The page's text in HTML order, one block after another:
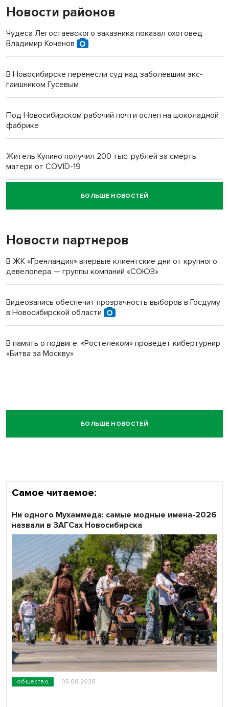
Новости районов
Чудеса Легостаевского заказника показал охотовед
Владимир Коченов
В Новосибирске перенесли суд над заболевшим экс-
гаишником Гусевым
Под Новосибирском рабочий почти ослеп на шоколадной
фабрике
Житель Купино получил 200 тыс. рублей за смерть
матери от COVID-19
Новосибирский суд наказал водителя за смерть
пенсионерки на вокзале
БОЛЬШЕ НОВОСТЕЙ
Новости партнеров
В ЖК «Гренландия» впервые клиентские дни от крупного
девелопера — группы компаний «СОЮЗ»
Видеозапись обеспечит прозрачность выборов в Госдуму
в Новосибирской области
В память о подвиге: «Ростелеком» проведет кибертурнир
«Битва за Москву»
БОЛЬШЕ НОВОСТЕЙ
Самое читаемое:
общество 05.08.2026
Ни одного Мухаммеда: самые модные имена-2026
назвали в ЗАГСах Новосибирска